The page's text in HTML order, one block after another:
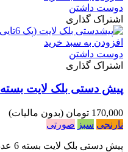
دوست داشتن
اشتراک گذاری
افزودن به سبد خرید
دوست داشتن
اشتراک گذاری
پیش دستی بلک لایت بسته 6 عددی
170,000 تومان
(بدون مالیات)
نارنجی سبز صورتی
پیش دستی بلک لایت بسته 6 عددی